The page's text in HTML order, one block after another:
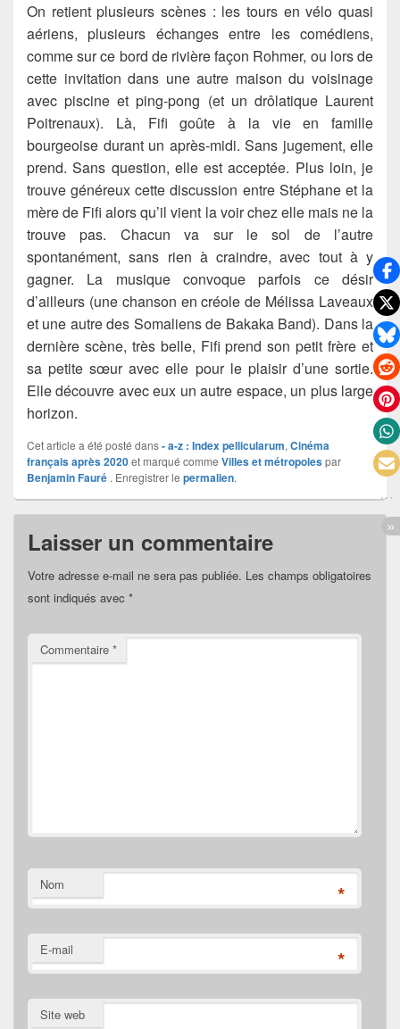
On retient plusieurs scènes : les tours en vélo quasi
aériens, plusieurs échanges entre les comédiens,
comme sur ce bord de rivière façon Rohmer, ou lors de
cette invitation dans une autre maison du voisinage
avec piscine et ping-pong (et un drôlatique Laurent
Poitrenaux). Là, Fifi goûte à la vie en famille
bourgeoise durant un après-midi. Sans jugement, elle
prend. Sans question, elle est acceptée. Plus loin, je
trouve généreux cette discussion entre Stéphane et la
mère de Fifi alors qu’il vient la voir chez elle mais ne la
trouve pas. Chacun va sur le sol de l’autre
spontanément, sans rien à craindre, avec tout à y
gagner. La musique convoque parfois ce désir
d’ailleurs (une chanson en créole de Mélissa Laveaux
et une autre des Somaliens de Bakaka Band). Dans la
dernière scène, très belle, Fifi prend son petit frère et
sa petite sœur avec elle pour le plaisir d’une sortie.
Elle découvre avec eux un autre espace, un plus large
horizon.
Cet article a été posté dans- a-z : Index pellicularum, Cinéma
français après 2020et marqué comme Villes et métropolespar
Benjamin Fauré . Enregistrer le permalien.
Laisser un commentaire
Votre adresse e-mail ne sera pas publiée. Les champs obligatoires
sont indiqués avec *
Commentaire *
Nom *
E-mail *
Site web